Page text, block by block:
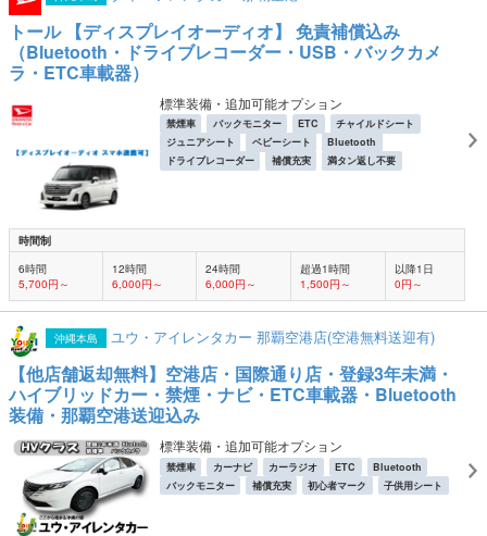
トール 【ディスプレイオーディオ】 免責補償込み
（Bluetooth・ドライブレコーダー・USB・バックカメ
ラ・ETC車載器）
標準装備・追加可能オプション
禁煙車 バックモニター ETC
チャイルドシート
ジュニアシート
ベビーシート
Bluetooth
ドライブレコーダー
補償充実 満タン返し不要
時間制
6時間
5,700円～
12時間
6,000円～
24時間
6,000円～
超過1時間
1,500円～
以降1日
0円～
沖縄本島 ユウ・アイレンタカー 那覇空港店(空港無料送迎有)
【他店舗返却無料】空港店・国際通り店・登録3年未満・
ハイブリッドカー・禁煙・ナビ・ETC車載器・Bluetooth
装備・那覇空港送迎込み
標準装備・追加可能オプション
禁煙車 カーナビ カーラジオ ETC
Bluetooth
バックモニター
補償充実 初心者マーク 子供用シート